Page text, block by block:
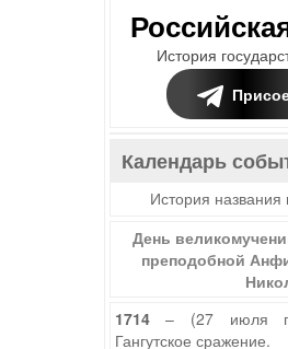
История
Календарь
История
День
преподобной
1714– (27 июля по
Гангутское сражение.